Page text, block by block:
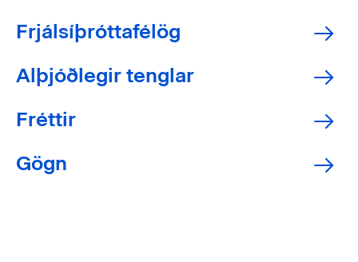
Frjálsíþróttafélög
Alþjóðlegir tenglar
Fréttir
Gögn